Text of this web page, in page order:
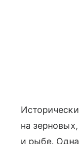
на
и рыбе.